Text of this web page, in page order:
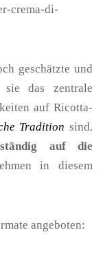
crema-di-
geschätzte und
das zentrale
auf Ricotta-
Tradition sind.
auf die
in diesem
angeboten: